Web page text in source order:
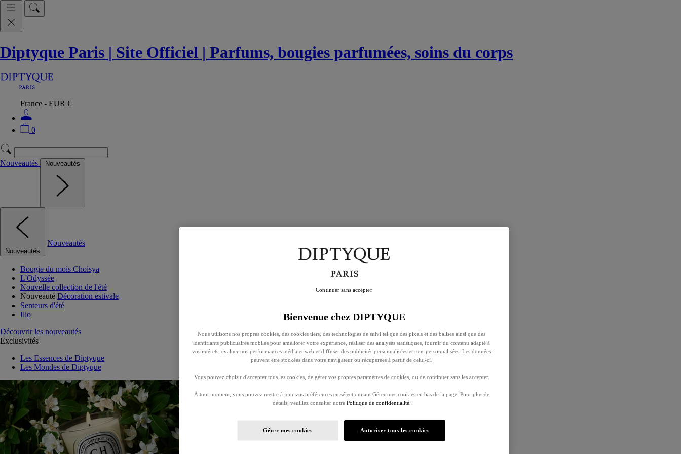
Diptyque Paris | Site Officiel | Parfums, bougies parfumées, soins du corps
France - EUR €
0
Nouveautés Nouveautés
Nouveautés
Nouveautés
Bougie du mois Choisya
L'Odyssée
Nouvelle collection de l'été
Nouveauté Décoration estivale
Senteurs d'été
Ilio
Découvrir les nouveautés
Exclusivités
Les Essences de Diptyque
Les Mondes de Diptyque
Bienvenue chez DIPTYQUE
Nous utilisons nos propres cookies, des cookies tiers, des technologies de suivi tel que des pixels et des balises ainsi que des
identifiants publicitaires mobiles pour améliorer votre expérience, réaliser des analyses statistiques, fournir du contenu adapté à
vos intérets, évaluer nos performances média et web et diffuser des publicités personnalisées et non-personnalisées. Les données
peuvent être stockées dans votre navigateur ou récupérées à partir de celui-ci.
Vous pouvez choisir d'accepter tous les cookies, de gérer vos propres paramètres de cookies, ou de continuer sans les accepter.
À tout moment, vous pouvez mettre à jour vos préférences en sélectionnant Gérer mes cookies en bas de la page. Pour plus de
détails, veuillez consulter notre Politique de confidentialité.
Gérer mes cookies Autoriser tous les cookies
Continuer sans accepter